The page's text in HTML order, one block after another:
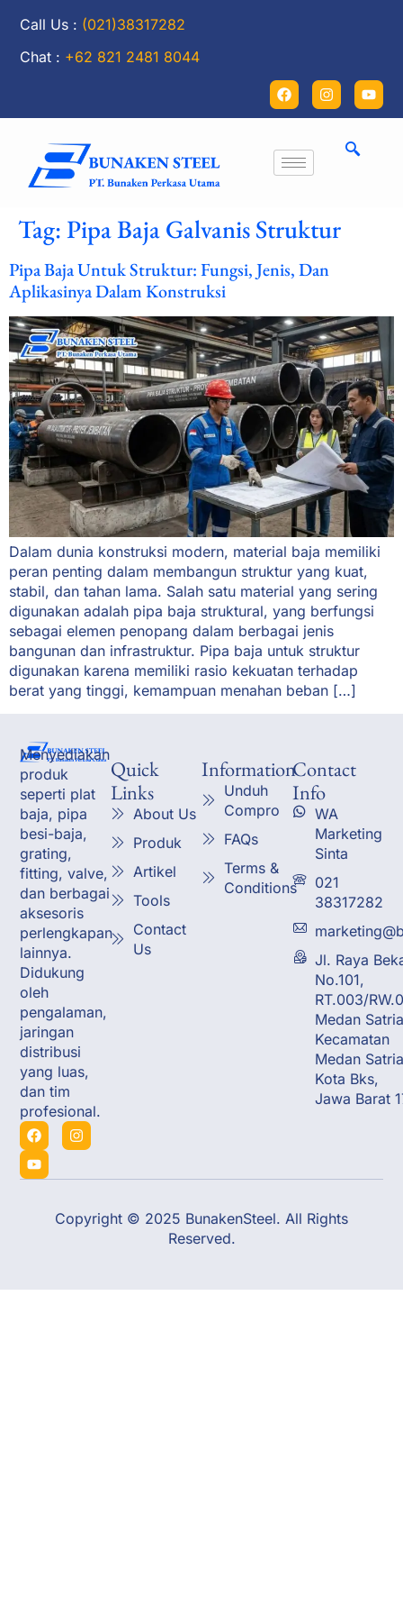
Call Us : (021)38317282
Chat : +62 821 2481 8044
Tag:Pipa Baja Galvanis Struktur
Pipa Baja Untuk Struktur: Fungsi, Jenis, Dan
Aplikasinya Dalam Konstruksi
Dalam dunia konstruksi modern, material baja memiliki
peran penting dalam membangun struktur yang kuat,
stabil, dan tahan lama. Salah satu material yang sering
digunakan adalah pipa baja struktural, yang berfungsi
sebagai elemen penopang dalam berbagai jenis
bangunan dan infrastruktur. Pipa baja untuk struktur
digunakan karena memiliki rasio kekuatan terhadap
berat yang tinggi, kemampuan menahan beban […]
Menyediakan
produk
seperti plat
baja, pipa
besi-baja,
grating,
fitting, valve,
dan berbagai
aksesoris
perlengkapan
lainnya.
Didukung
oleh
pengalaman,
jaringan
distribusi
yang luas,
dan tim
profesional.
Quick
Links
About Us
Produk
Artikel
Tools
Contact
Us
Information
Unduh
Compro
FAQs
Terms &
Conditions
Contact
Info
WA
Marketing
Sinta
021
38317282
Jl. Raya
No.101,
RT.003/
Medan
Kecamatan
Medan
Kota Bks,
Jawa Barat
Copyright © 2025 BunakenSteel. All Rights
Reserved.